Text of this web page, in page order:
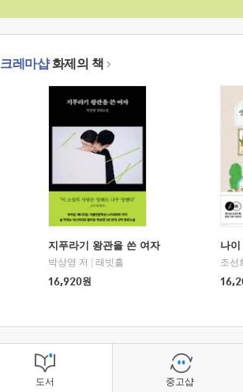
크레마샵화제의 책
지푸라기 왕관을 쓴 여자
박상영 저
래빗홀
16,920원
나
조선
도서 중고샵